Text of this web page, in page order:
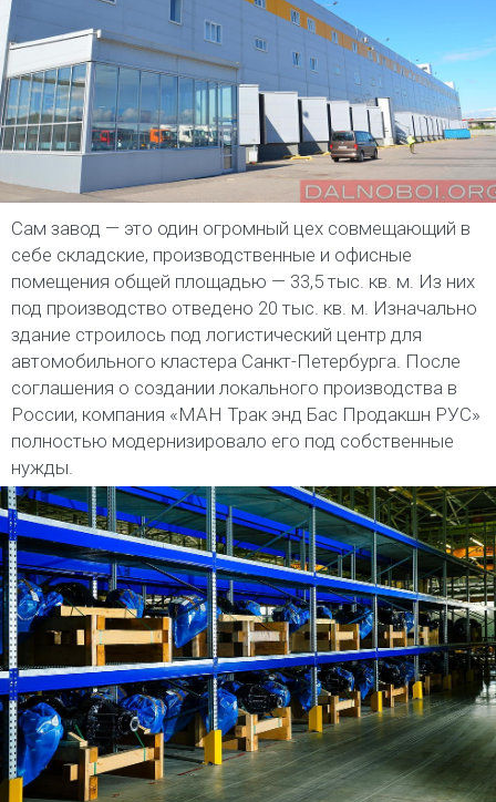
Сам завод — это один огромный цех совмещающий в
себе складские, производственные и офисные
помещения общей площадью — 33,5 тыс. кв. м. Из них
под производство отведено 20 тыс. кв. м. Изначально
здание строилось под логистический центр для
автомобильного кластера Санкт-Петербурга. После
соглашения о создании локального производства в
России, компания «МАН Трак энд Бас Продакшн РУС»
полностью модернизировало его под собственные
нужды.